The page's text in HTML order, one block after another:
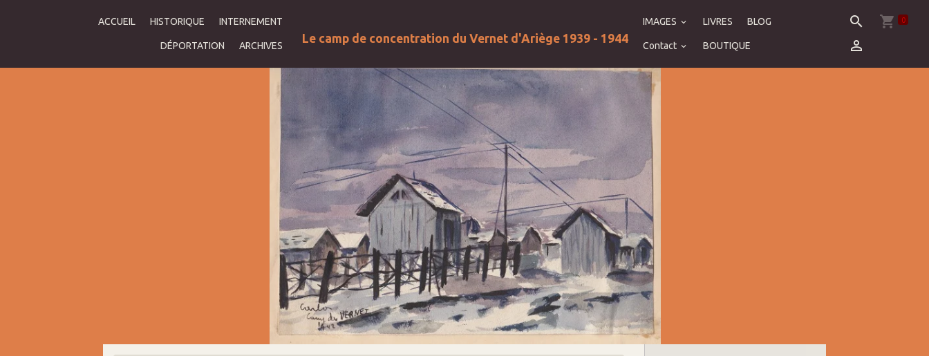
ACCUEIL HISTORIQUE INTERNEMENT
DÉPORTATION ARCHIVES
Le camp de concentration du Vernet d'Ariège 1939 - 1944
IMAGES LIVRES BLOG
Contact BOUTIQUE
0